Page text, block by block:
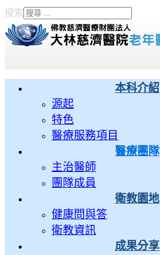
搜索
Type 2 or more characters
for results.
本科介紹
源起
特色
醫療服務項目
醫療團隊
主治醫師
團隊成員
衛教園地
健康問與答
衛教資訊
成果分享